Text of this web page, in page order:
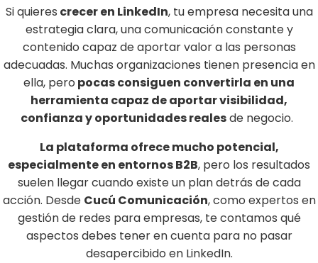
Si quieres crecer en LinkedIn, tu empresa necesita una
estrategia clara, una comunicación constante y
contenido capaz de aportar valor a las personas
adecuadas. Muchas organizaciones tienen presencia en
ella, pero pocas consiguen convertirla en una
herramienta capaz de aportar visibilidad,
confianza y oportunidades realesde negocio.
La plataforma ofrece mucho potencial,
especialmente en entornos B2B, pero los resultados
suelen llegar cuando existe un plan detrás de cada
acción. Desde Cucú Comunicación, como expertos en
gestión de redes para empresas, te contamos qué
aspectos debes tener en cuenta para no pasar
desapercibido en LinkedIn.